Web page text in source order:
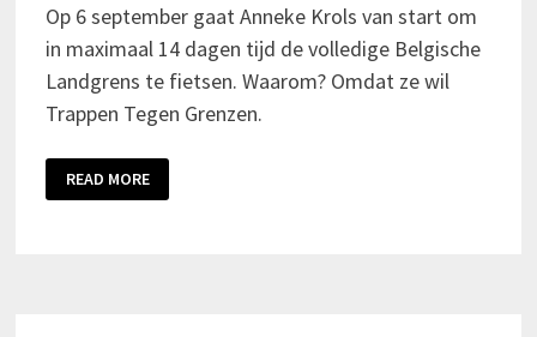
Op 6 september gaat Anneke Krols van start om
in maximaal 14 dagen tijd de volledige Belgische
Landgrens te fietsen. Waarom? Omdat ze wil
Trappen Tegen Grenzen.
READ MORE